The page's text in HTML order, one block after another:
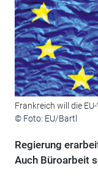
Frankreich will die
© Foto: EU/Bartl
Regierung
Auch Büroarbeit